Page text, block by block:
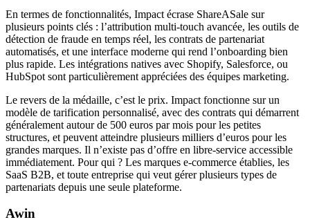
En termes de fonctionnalités, Impact écrase ShareASale sur
plusieurs points clés : l’attribution multi-touch avancée, les outils de
détection de fraude en temps réel, les contrats de partenariat
automatisés, et une interface moderne qui rend l’onboarding bien
plus rapide. Les intégrations natives avec Shopify, Salesforce, ou
HubSpot sont particulièrement appréciées des équipes marketing.
Le revers de la médaille, c’est le prix. Impact fonctionne sur un
modèle de tarification personnalisé, avec des contrats qui démarrent
généralement autour de 500 euros par mois pour les petites
structures, et peuvent atteindre plusieurs milliers d’euros pour les
grandes marques. Il n’existe pas d’offre en libre-service accessible
immédiatement. Pour qui ? Les marques e-commerce établies, les
SaaS B2B, et toute entreprise qui veut gérer plusieurs types de
partenariats depuis une seule plateforme.
Awin